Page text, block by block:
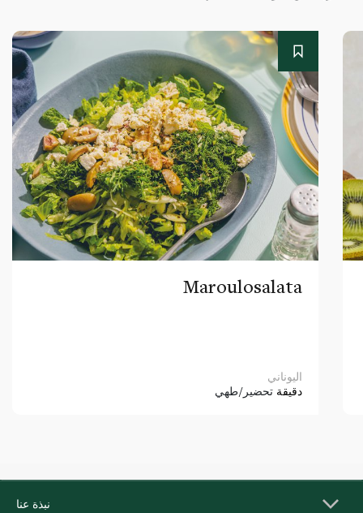
Maroulosalata
اليوناني
دقيقة تحضير/طهي
نبذة عنا